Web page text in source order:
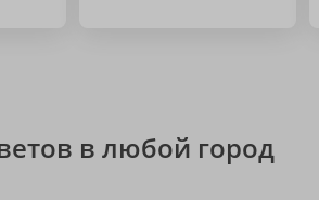
в любой город